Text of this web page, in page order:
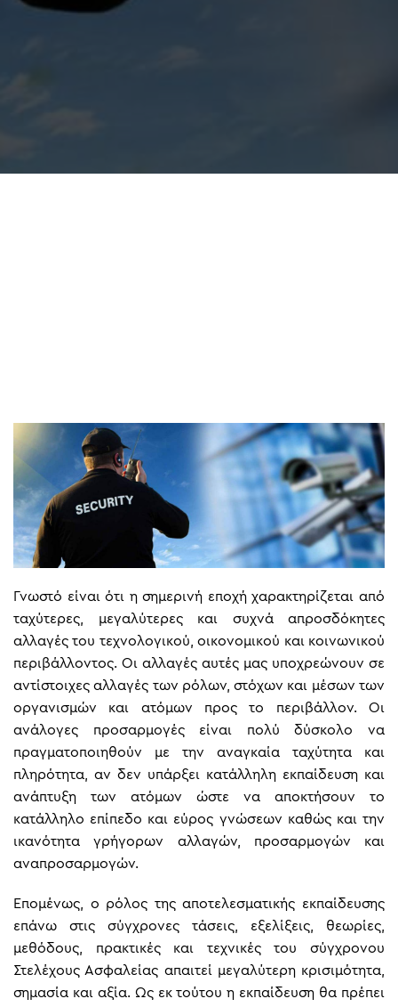
Γνωστό είναι ότι η σημερινή εποχή χαρακτηρίζεται από
ταχύτερες, μεγαλύτερες και συχνά απροσδόκητες
αλλαγές του τεχνολογικού, οικονομικού και κοινωνικού
περιβάλλοντος. Οι αλλαγές αυτές μας υποχρεώνουν σε
αντίστοιχες αλλαγές των ρόλων, στόχων και μέσων των
οργανισμών και ατόμων προς το περιβάλλον. Οι
ανάλογες προσαρμογές είναι πολύ δύσκολο να
πραγματοποιηθούν με την αναγκαία ταχύτητα και
πληρότητα, αν δεν υπάρξει κατάλληλη εκπαίδευση και
ανάπτυξη των ατόμων ώστε να αποκτήσουν το
κατάλληλο επίπεδο και εύρος γνώσεων καθώς και την
ικανότητα γρήγορων αλλαγών, προσαρμογών και
αναπροσαρμογών.
Επομένως, ο ρόλος της αποτελεσματικής εκπαίδευσης
επάνω στις σύγχρονες τάσεις, εξελίξεις, θεωρίες,
μεθόδους, πρακτικές και τεχνικές του σύγχρονου
Στελέχους Ασφαλείας απαιτεί μεγαλύτερη κρισιμότητα,
σημασία και αξία. Ως εκ τούτου η εκπαίδευση θα πρέπει